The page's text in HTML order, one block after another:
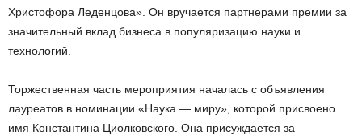
Христофора Леденцова». Он вручается партнерами премии за
значительный вклад бизнеса в популяризацию науки и
технологий.
Торжественная часть мероприятия началась с объявления
лауреатов в номинации «Наука — миру», которой присвоено
имя Константина Циолковского. Она присуждается за